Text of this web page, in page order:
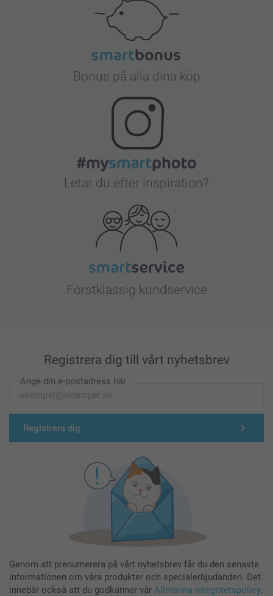
Bonus på alla dina köp
Letar du efter inspiration?
Förstklassig kundservice
Registrera dig till vårt nyhetsbrev
Ange din e-postadress här
Registrera dig
Genom att prenumerera på vårt nyhetsbrev får du den senaste
informationen om våra produkter och specialerbjudanden. Det
innebär också att du godkänner vår Allmänna integritetspolicy.